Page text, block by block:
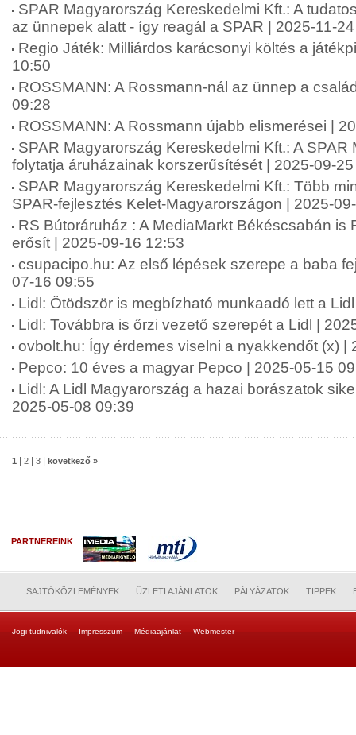
SPAR Magyarország Kereskedelmi Kft.: A
az ünnepek alatt - így reagál a SPAR | 2025-11-
Regio Játék: Milliárdos karácsonyi költés a
10:50
ROSSMANN: A Rossmann-nál az ünnep a
09:28
ROSSMANN: A Rossmann újabb elismerései |
SPAR Magyarország Kereskedelmi Kft.: A SPAR
folytatja áruházainak korszerűsítését | 2025-09-
SPAR Magyarország Kereskedelmi Kft.: Több
SPAR-fejlesztés Kelet-Magyarországon | 2025-
RS Bútoráruház : A MediaMarkt Békéscsabán is
erősít | 2025-09-16 12:53
csupacipo.hu: Az első lépések szerepe a baba
07-16 09:55
Lidl: Ötödször is megbízható munkaadó lett a
Lidl: Továbbra is őrzi vezető szerepét a Lidl |
ovbolt.hu: Így érdemes viselni a nyakkendőt (x) |
Pepco: 10 éves a magyar Pepco | 2025-05-15
Lidl: A Lidl Magyarország a hazai borászatok
2025-05-08 09:39
1 2 3 következő »
PARTNEREINK
SAJTÓKÖZLEMÉNYEK ÜZLETI AJÁNLATOK PÁLYÁZATOK TIPPEK
Jogi tudnivalók Impresszum Médiaajánlat Webmester